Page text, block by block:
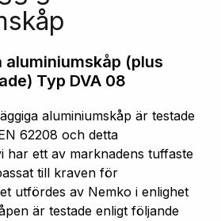
(plus
Typ DVA 08
aluminiumskåp är testade
62208 och detta
har ett av marknadens tuffaste
till kraven för
utfördes av Nemko i enlighet
är testade enligt följande